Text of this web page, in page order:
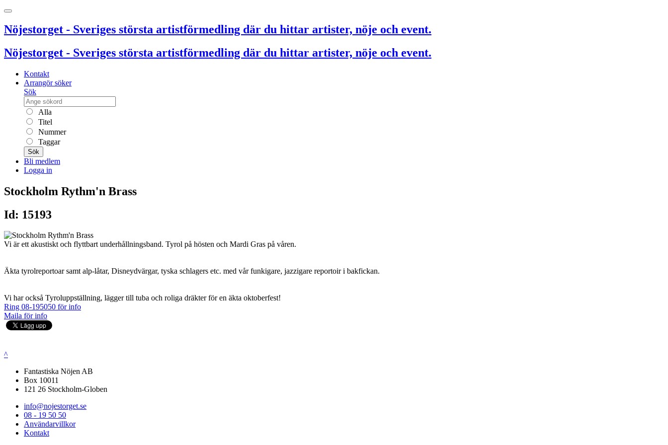
Nöjestorget - Sveriges största artistförmedling där du hittar artister, nöje och event.
Nöjestorget - Sveriges största artistförmedling där du hittar artister, nöje och event.
Kontakt
Arrangör söker
Sök
Alla
Titel
Nummer
Taggar
Sök
Bli medlem
Logga in
Stockholm Rythm'n Brass
Id: 15193
Vi är ett akustiskt och flyttbart underhållningsband. Tyrol på hösten och Mardi Gras på våren.
Äkta tyrolreportoar samt alp-låtar, Disneydvärgar, tyska schlagers etc. med vår funkigare, jazzigare reportoir i bakfickan.
Vi har också Tyroluppställning, lägger till tuba och roliga dräkter för en äkta oktoberfest!
Ring 08-195050 för info
Maila för info
^
Fantastiska Nöjen AB
Box 10011
121 26 Stockholm-Globen
info@nojestorget.se
08 - 19 50 50
Användarvillkor
Kontakt